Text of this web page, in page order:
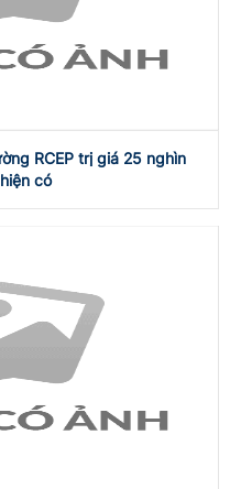
RCEP trị giá 25 nghìn
có